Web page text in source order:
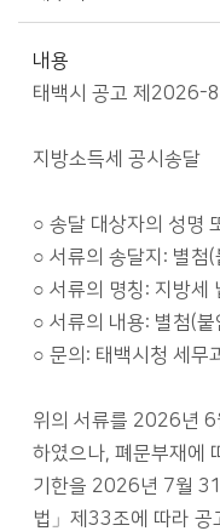
내용
태백시 공고 제2026-
지방소득세 공시송달
○ 송달 대상자의 성명
○ 서류의 송달지: 별첨(
○ 서류의 명칭: 지방세
○ 서류의 내용: 별첨(붙
○ 문의: 태백시청 세
위의 서류를 2026년
하였으나, 폐문부재에
기한을 2026년 7월
법」제33조에 따라 공